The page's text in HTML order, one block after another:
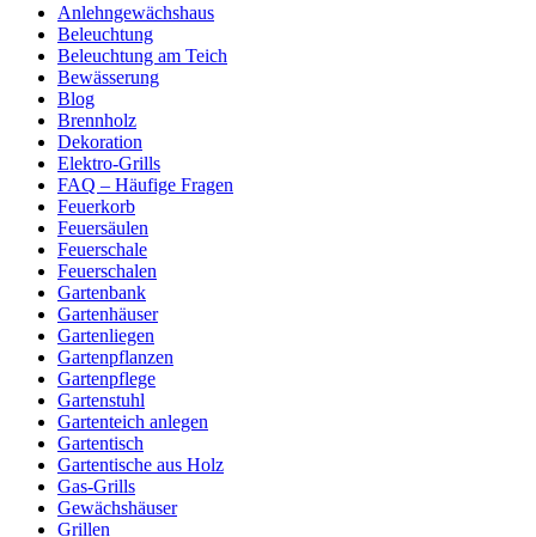
Anlehngewächshaus
Beleuchtung
Beleuchtung am Teich
Bewässerung
Blog
Brennholz
Dekoration
Elektro-Grills
FAQ – Häufige Fragen
Feuerkorb
Feuersäulen
Feuerschale
Feuerschalen
Gartenbank
Gartenhäuser
Gartenliegen
Gartenpflanzen
Gartenpflege
Gartenstuhl
Gartenteich anlegen
Gartentisch
Gartentische aus Holz
Gas-Grills
Gewächshäuser
Grillen